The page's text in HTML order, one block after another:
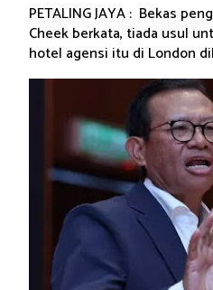
PETALING JAYA : Bekas
Cheek berkata, tiada usul
hotel agensi itu di London